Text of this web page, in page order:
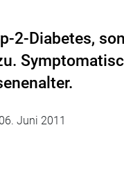
2-Diabetes,
06. Juni 2011